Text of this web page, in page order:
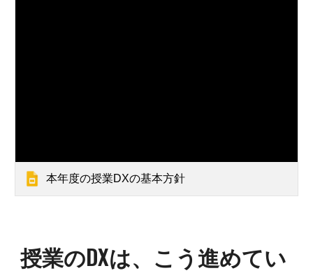
本年度の授業DXの基本方針
授業のDXは、こう進めてい